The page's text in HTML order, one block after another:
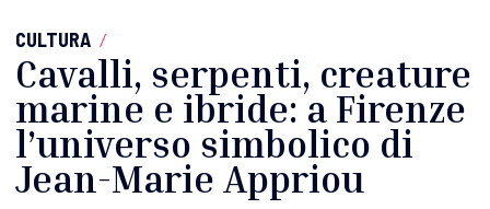
CULTURA /
Cavalli, serpenti, creature
marine e ibride: a Firenze
l’universo simbolico di
Jean-Marie Appriou